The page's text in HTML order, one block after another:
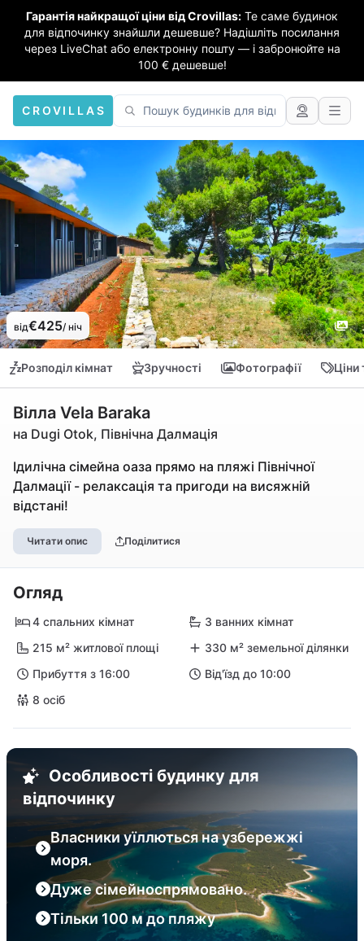
Гарантія найкращої ціни від Crovillas: Те саме будинок
для відпочинку знайшли дешевше? Надішліть посилання
через LiveChat або електронну пошту — і забронюйте на
100 € дешевше!
CROVILLAS
від€425/ ніч
Розподіл кімнат Зручності Фотографії Ціни
Вілла Vela Baraka
на Dugi Otok, Північна Далмація
Ідилічна сімейна оаза прямо на пляжі Північної
Далмації - релаксація та пригоди на висяжній
відстані!
Читати опис Поділитися
Огляд
4 спальних кімнат
3 ванних кімнат
215 м² житлової площі
330 м² земельної ділянки
Прибуття з 16:00
Від'їзд до 10:00
8 осіб
Особливості будинку для
відпочинку
Власники уїллються на узбережжі
моря.
Дуже сімейноспрямовано.
Тільки 100 м до пляжу